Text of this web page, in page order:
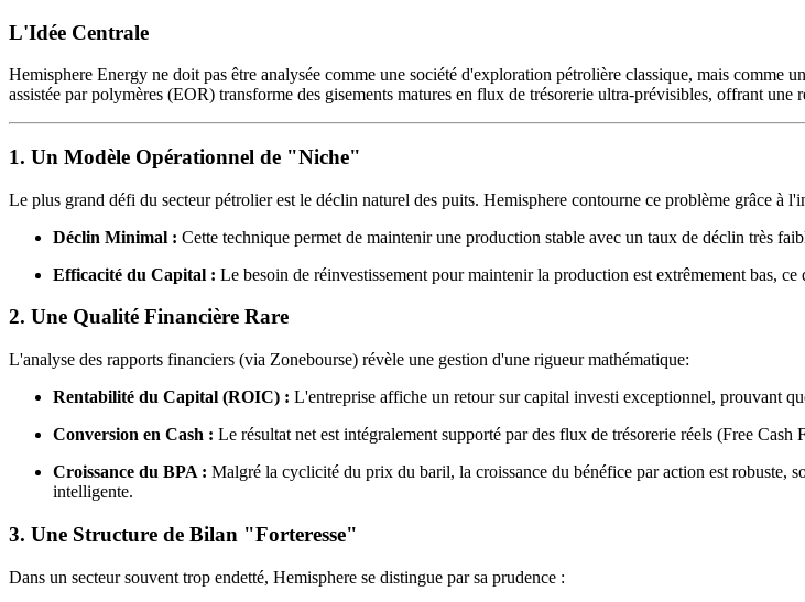
L'Idée Centrale
Hemisphere Energy ne doit pas être analysée comme une société d'exploration pétrolière classique, mais comme
assistée par polymères (EOR) transforme des gisements matures en flux de trésorerie ultra-prévisibles, offrant une
1. Un Modèle Opérationnel de "Niche"
Le plus grand défi du secteur pétrolier est le déclin naturel des puits. Hemisphere contourne ce problème grâce à
Déclin Minimal : Cette technique permet de maintenir une production stable avec un taux de déclin très
Efficacité du Capital : Le besoin de réinvestissement pour maintenir la production est extrêmement bas,
2. Une Qualité Financière Rare
L'analyse des rapports financiers (via Zonebourse) révèle une gestion d'une rigueur mathématique:
Rentabilité du Capital (ROIC) : L'entreprise affiche un retour sur capital investi exceptionnel, prouvant
Conversion en Cash : Le résultat net est intégralement supporté par des flux de trésorerie réels (Free
Croissance du BPA : Malgré la cyclicité du prix du baril, la croissance du bénéfice par action est robuste,
intelligente.
3. Une Structure de Bilan "Forteresse"
Dans un secteur souvent trop endetté, Hemisphere se distingue par sa prudence :